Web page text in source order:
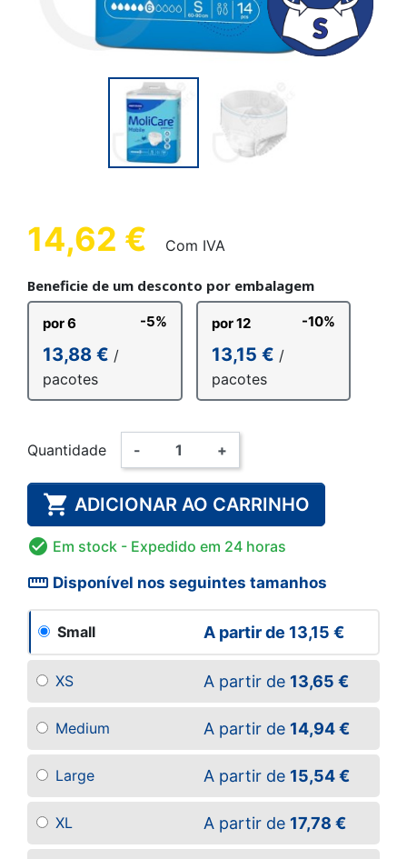
14,62 € Com IVA
Beneficie de um desconto por embalagem
por 6 -5%
13,88 € /
pacotes
por 12 -10%
13,15 € /
pacotes
Quantidade - +
 ADICIONAR AO CARRINHO
 Em stock - Expedido em 24 horas
straighten Disponível nos seguintes tamanhos
Small A partir de 13,15 €
XS A partir de 13,65 €
Medium A partir de 14,94 €
Large A partir de 15,54 €
XL A partir de 17,78 €